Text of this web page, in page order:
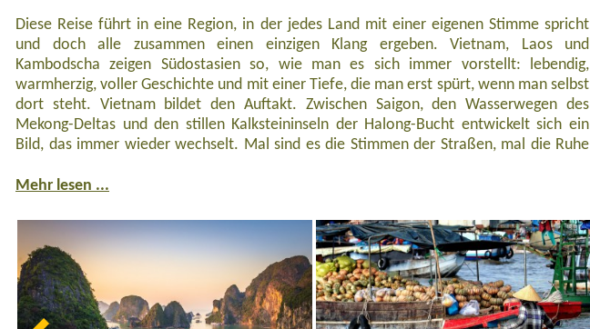
Diese Reise führt in eine Region, in der jedes Land mit einer eigenen Stimme spricht
und doch alle zusammen einen einzigen Klang ergeben. Vietnam, Laos und
Kambodscha zeigen Südostasien so, wie man es sich immer vorstellt: lebendig,
warmherzig, voller Geschichte und mit einer Tiefe, die man erst spürt, wenn man selbst
dort steht. Vietnam bildet den Auftakt. Zwischen Saigon, den Wasserwegen des
Mekong-Deltas und den stillen Kalksteininseln der Halong-Bucht entwickelt sich ein
Bild, das immer wieder wechselt. Mal sind es die Stimmen der Straßen, mal die Ruhe
auf dem Wasser, mal die kleinen Gesten der Menschen, die einem sofort das Gefühl
geben, willkommen zu sein. Hoi An wirkt wie ein Ort, der die Zeit etwas langsamer
laufen lässt. Laternen, alte Händlerhäuser und der Duft aus den Garküchen schaffen
Mehr lesen ...